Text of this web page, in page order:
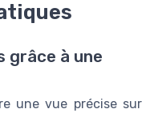
grâce à une
une vue précise sur